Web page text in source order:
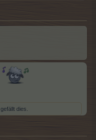
gefällt dies.